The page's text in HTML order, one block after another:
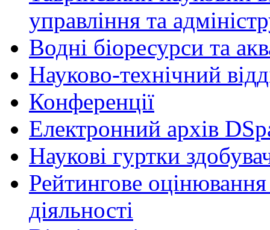
управління та
Водні біоресурси та
Науково-технічний
Конференції
Електронний архів
Наукові гуртки
Рейтингове оцінювання
діяльності